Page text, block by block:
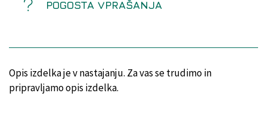
POGOSTA VPRAŠANJA
Opis izdelka je v nastajanju. Za vas se trudimo in
pripravljamo opis izdelka.